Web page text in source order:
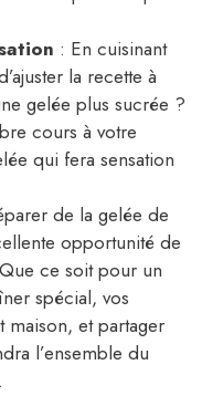
: En cuisinant
la recette à
gelée plus sucrée ?
cours à votre
qui fera sensation
de la gelée de
opportunité de
ce soit pour un
spécial, vos
et partager
l’ensemble du